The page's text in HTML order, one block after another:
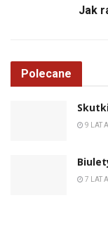
Jak
Polecane
9 LAT
7 LAT